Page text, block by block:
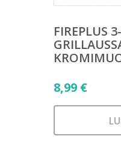
FIREPLUS
8,99 €